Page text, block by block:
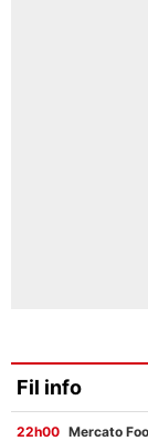
Fil info
22h00 Mercato